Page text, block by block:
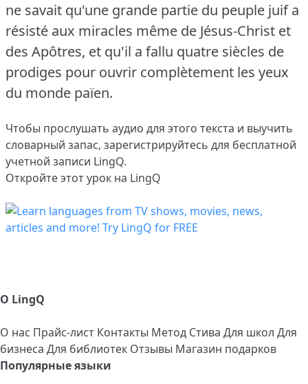
ne savait qu'une grande partie du peuple juif a
résisté aux miracles même de Jésus-Christ et
des Apôtres, et qu'il a fallu quatre siècles de
prodiges pour ouvrir complètement les yeux
du monde païen.
Чтобы прослушать аудио для этого текста и выучить
словарный запас, зарегистрируйтесь для бесплатной
учетной записи LingQ.
Откройте этот урок на LingQ
О LingQ
О нас Прайс-лист Контакты Метод Стива Для школ Для
бизнеса Для библиотек Отзывы Магазин подарков
Популярные языки